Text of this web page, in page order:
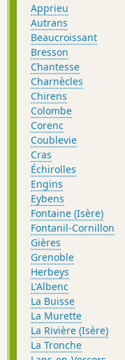
Apprieu
Autrans
Beaucroissant
Bresson
Chantesse
Charnècles
Chirens
Colombe
Corenc
Coublevie
Cras
Échirolles
Engins
Eybens
Fontaine (Isère)
Fontanil-Cornillon
Gières
Grenoble
Herbeys
L'Albenc
La Buisse
La Murette
La Rivière (Isère)
La Tronche